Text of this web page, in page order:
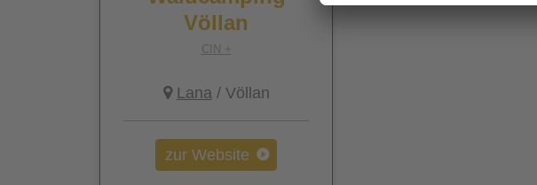
Völlan
CIN +
Lana/ Völlan
zur Website